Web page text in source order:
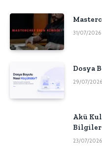
31/07/2026
Dosya
29/07/2026
Akü
Bilgiler
23/07/2026